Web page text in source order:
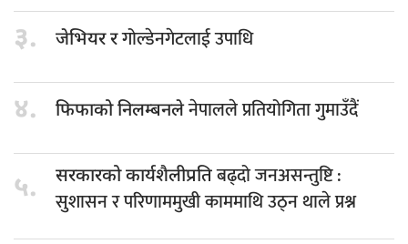
३. जेभियर रगोल्डेनगेटलाई उपाधि
४. फिफाको निलम्बनलेनेपालले प्रतियोगिता गुमाउँदैं
५. सरकारको कार्यशैलीप्रतिबढ्दो जनअसन्तुष्टि :
सुशासन र परिणाममुखी काममाथि उठ्न थाले प्रश्न